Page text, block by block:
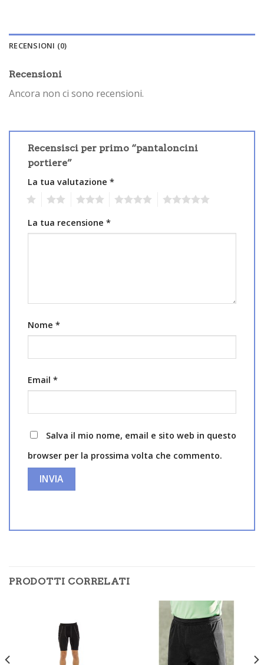
RECENSIONI (0)
Recensioni
Ancora non ci sono recensioni.
Recensisci per primo “pantaloncini
portiere”
La tua valutazione *
La tua recensione *
Nome *
Email *
Salva il mio nome, email e sito web in questo
browser per la prossima volta che commento.
PRODOTTI CORRELATI